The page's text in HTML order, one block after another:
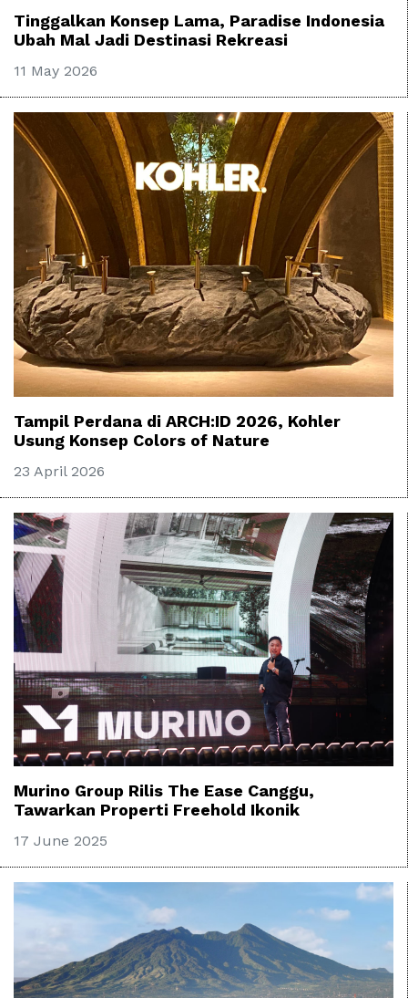
Tinggalkan Konsep Lama, Paradise Indonesia
Ubah Mal Jadi Destinasi Rekreasi
11 May 2026
Tampil Perdana di ARCH:ID 2026, Kohler
Usung Konsep Colors of Nature
23 April 2026
Murino Group Rilis The Ease Canggu,
Tawarkan Properti Freehold Ikonik
17 June 2025